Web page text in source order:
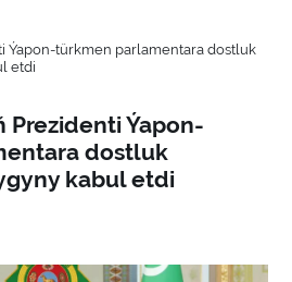
Ýapon-türkmen parlamentara dostluk
etdi
Prezidenti Ýapon-
dostluk
kabul etdi